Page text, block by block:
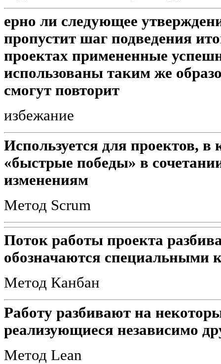
ерно ли следующее
пропустит шаг подведения
проектах примененные
использованы таким же
смогут повторит
избежание
Используется для проектов,
«быстрые победы» в
изменениям
Метод Scrum
Поток работы проекта
обозначаются специальными
Метод Канбан
Работу разбивают на
реализующиеся независимо
Метод Lean